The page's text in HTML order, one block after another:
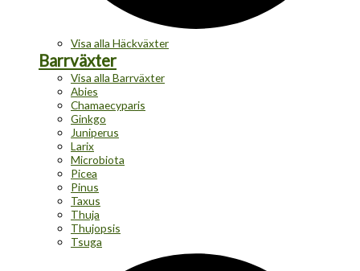
Visa alla Häckväxter
Barrväxter
Visa alla Barrväxter
Abies
Chamaecyparis
Ginkgo
Juniperus
Larix
Microbiota
Picea
Pinus
Taxus
Thuja
Thujopsis
Tsuga